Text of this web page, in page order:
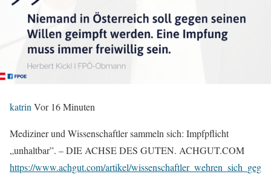
katrin Vor 16 Minuten
Mediziner und Wissenschaftler sammeln sich: Impfpflicht
„unhaltbar”. – DIE ACHSE DES GUTEN. ACHGUT.COM
https://www.achgut.com/artikel/wissenschaftler_wehren_sich_geg